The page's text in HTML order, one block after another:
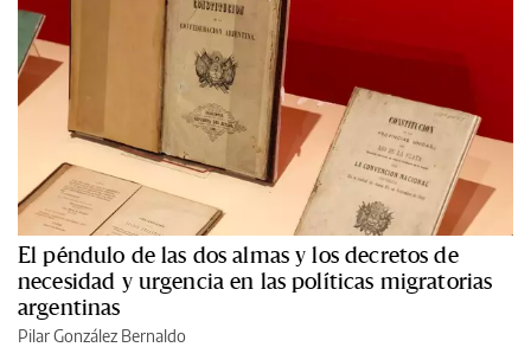
El péndulo de las dos almas y los decretos de
necesidad y urgencia en las políticas migratorias
argentinas
Pilar González Bernaldo